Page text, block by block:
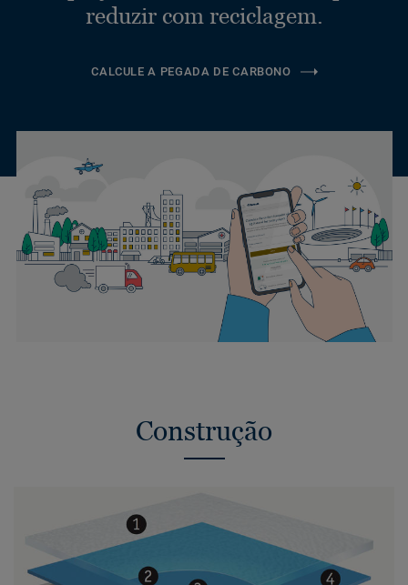
reduzir com reciclagem.
CALCULE A PEGADA DE CARBONO
Construção